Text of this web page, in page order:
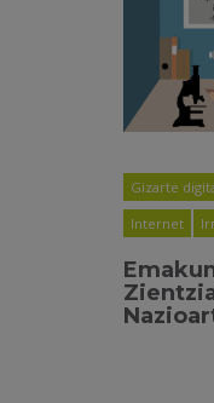
Gizarte
Internet